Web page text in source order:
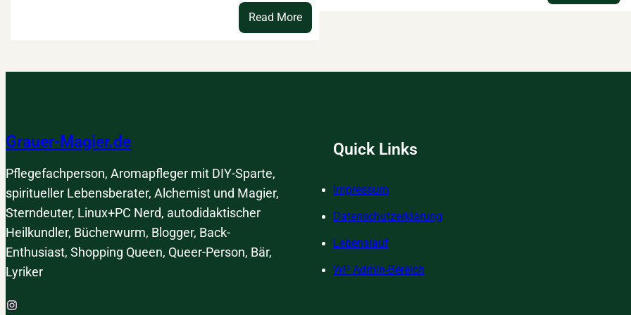
Read More:
Vom
Esoterik
für
Grauer-Magier.de
Pflegefachperson, Aromapfleger mit DIY-Sparte,
spiritueller Lebensberater, Alchemist und Magier,
Sterndeuter, Linux+PC Nerd, autodidaktischer
Heilkundler, Bücherwurm, Blogger, Back-
Enthusiast, Shopping Queen, Queer-Person, Bär,
Lyriker
Instagram
Quick Links
Impressum
Datenschutzerklärung
Lebenslauf
WP Admin-Bereich